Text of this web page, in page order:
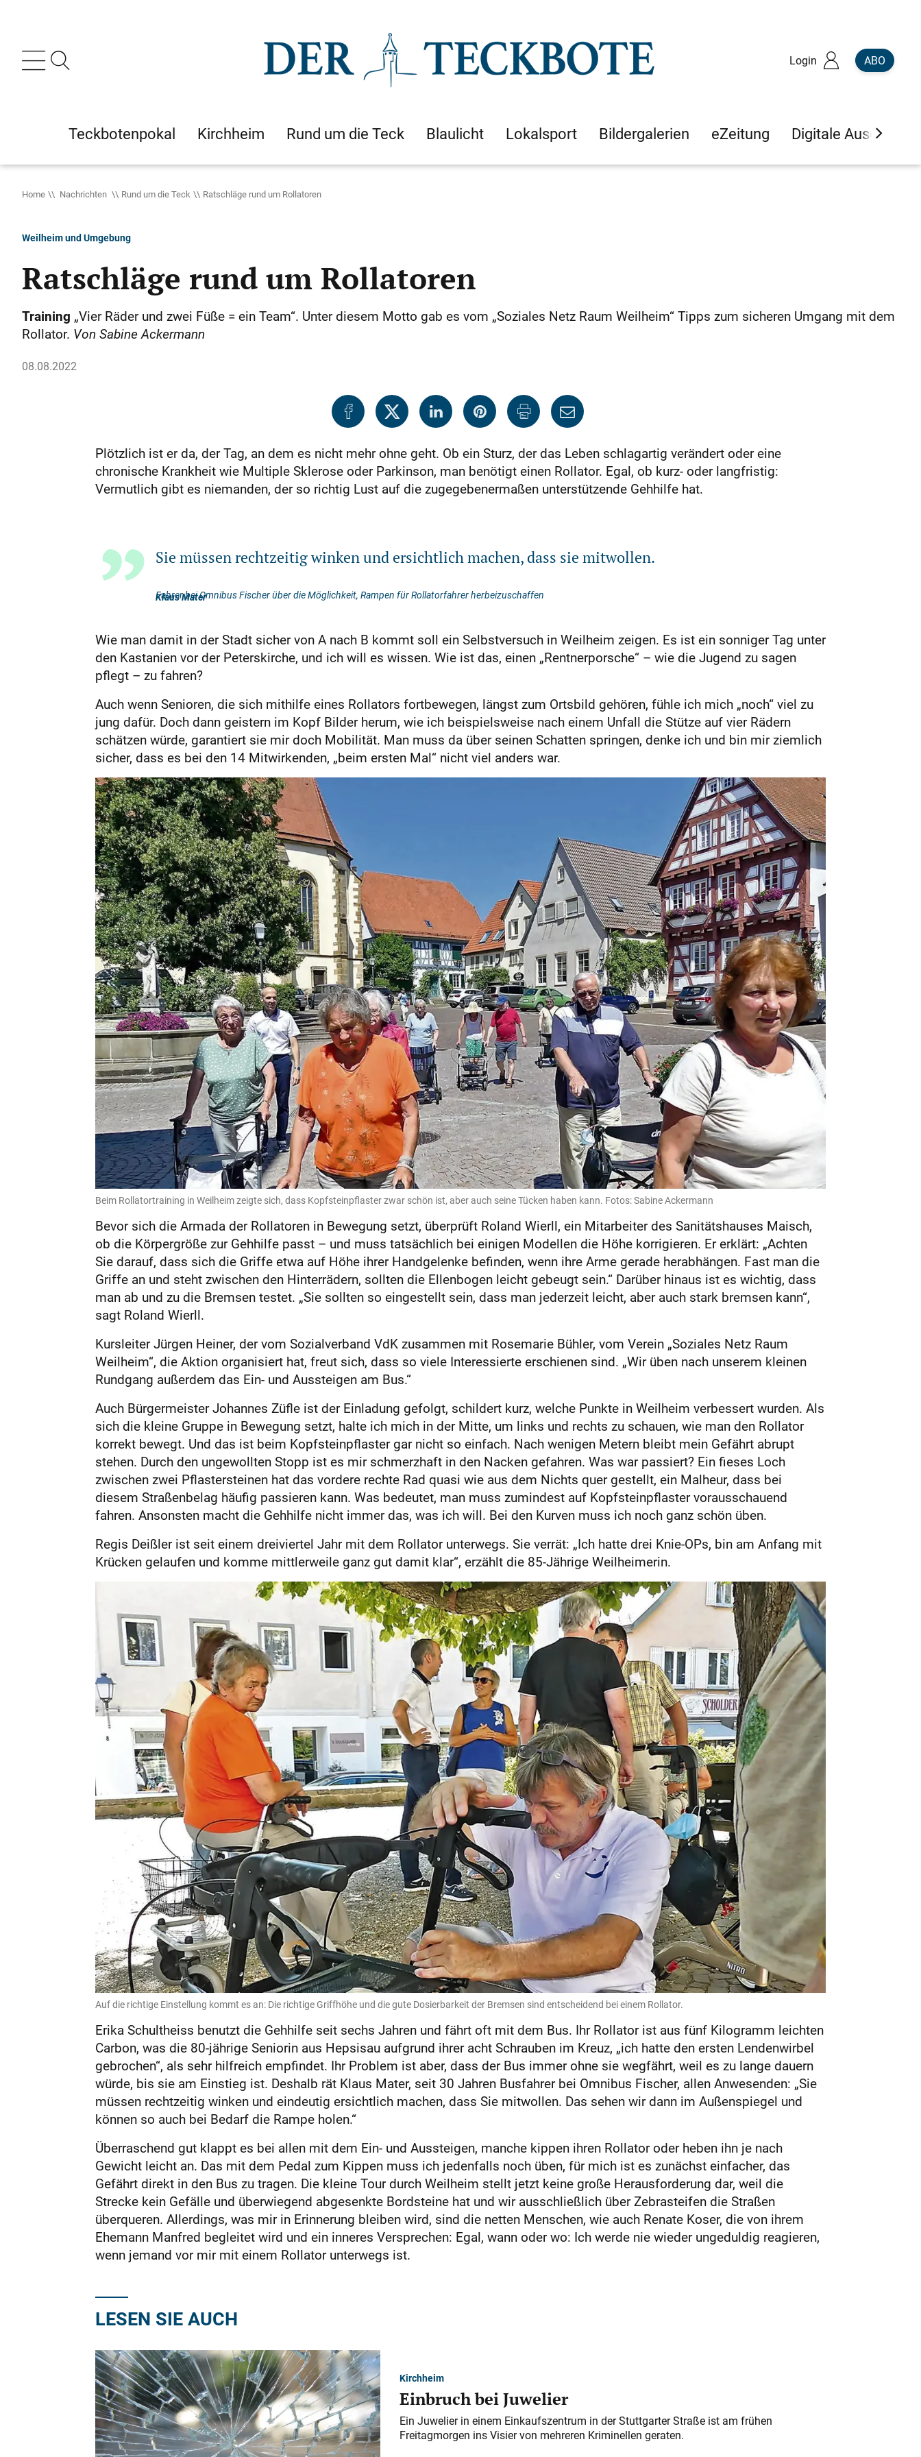
Login ABO
Teckbotenpokal Kirchheim Rund um die Teck Blaulicht Lokalsport Bildergalerien eZeitung Digitale Ausgaben
Home Nachrichten Rund um die Teck Ratschläge rund um Rollatoren
Weilheim und Umgebung
Ratschläge rund um Rollatoren
Training „Vier Räder und zwei Füße = ein Team“. Unter diesem Motto gab es vom „Soziales Netz Raum Weilheim“ Tipps zum sicheren Umgang mit dem
Rollator. Von Sabine Ackermann
08.08.2022
Plötzlich ist er da, der Tag, an dem es nicht mehr ohne geht. Ob ein Sturz, der das Leben schlagartig verändert oder eine
chronische Krankheit wie Multiple Sklerose oder Parkinson, man benötigt einen Rollator. Egal, ob kurz- oder langfristig:
Vermutlich gibt es niemanden, der so richtig Lust auf die zugegebenermaßen unterstützende Gehhilfe hat.
Sie müssen rechtzeitig winken und ersichtlich machen, dass sie mitwollen.
Klaus Mater
Fahrer bei Omnibus Fischer über die Möglichkeit, Rampen für Rollatorfahrer herbeizuschaffen
Wie man damit in der Stadt sicher von A nach B kommt soll ein Selbstversuch in Weilheim zeigen. Es ist ein sonniger Tag unter
den Kastanien vor der Peterskirche, und ich will es wissen. Wie ist das, einen „Rentnerporsche“ – wie die Jugend zu sagen
pflegt – zu fahren?
Auch wenn Senioren, die sich mithilfe eines Rollators fortbewegen, längst zum Ortsbild gehören, fühle ich mich „noch“ viel zu
jung dafür. Doch dann geistern im Kopf Bilder herum, wie ich beispielsweise nach einem Unfall die Stütze auf vier Rädern
schätzen würde, garantiert sie mir doch Mobilität. Man muss da über seinen Schatten springen, denke ich und bin mir ziemlich
sicher, dass es bei den 14 Mitwirkenden, „beim ersten Mal“ nicht viel anders war.
Beim Rollatortraining in Weilheim zeigte sich, dass Kopfsteinpflaster zwar schön ist, aber auch seine Tücken haben kann. Fotos: Sabine Ackermann
Bevor sich die Armada der Rollatoren in Bewegung setzt, überprüft Roland Wierll, ein Mitarbeiter des Sanitätshauses Maisch,
ob die Körpergröße zur Gehhilfe passt – und muss tatsächlich bei einigen Modellen die Höhe korrigieren. Er erklärt: „Achten
Sie darauf, dass sich die Griffe etwa auf Höhe ihrer Handgelenke befinden, wenn ihre Arme gerade herabhängen. Fast man die
Griffe an und steht zwischen den Hinterrädern, sollten die Ellenbogen leicht gebeugt sein.“ Darüber hinaus ist es wichtig, dass
man ab und zu die Bremsen testet. „Sie sollten so eingestellt sein, dass man jederzeit leicht, aber auch stark bremsen kann“,
sagt Roland Wierll.
Kursleiter Jürgen Heiner, der vom Sozialverband VdK zusammen mit Rosemarie Bühler, vom Verein „Soziales Netz Raum
Weilheim“, die Aktion organisiert hat, freut sich, dass so viele Interessierte erschienen sind. „Wir üben nach unserem kleinen
Rundgang außerdem das Ein- und Aussteigen am Bus.“
Auch Bürgermeister Johannes Züfle ist der Einladung gefolgt, schildert kurz, welche Punkte in Weilheim verbessert wurden. Als
sich die kleine Gruppe in Bewegung setzt, halte ich mich in der Mitte, um links und rechts zu schauen, wie man den Rollator
korrekt bewegt. Und das ist beim Kopfsteinpflaster gar nicht so einfach. Nach wenigen Metern bleibt mein Gefährt abrupt
stehen. Durch den ungewollten Stopp ist es mir schmerzhaft in den Nacken gefahren. Was war passiert? Ein fieses Loch
zwischen zwei Pflastersteinen hat das vordere rechte Rad quasi wie aus dem Nichts quer gestellt, ein Malheur, dass bei
diesem Straßenbelag häufig passieren kann. Was bedeutet, man muss zumindest auf Kopfsteinpflaster vorausschauend
fahren. Ansonsten macht die Gehhilfe nicht immer das, was ich will. Bei den Kurven muss ich noch ganz schön üben.
Regis Deißler ist seit einem dreiviertel Jahr mit dem Rollator unterwegs. Sie verrät: „Ich hatte drei Knie-OPs, bin am Anfang mit
Krücken gelaufen und komme mittlerweile ganz gut damit klar“, erzählt die 85-Jährige Weilheimerin.
Auf die richtige Einstellung kommt es an: Die richtige Griffhöhe und die gute Dosierbarkeit der Bremsen sind entscheidend bei einem Rollator.
Erika Schultheiss benutzt die Gehhilfe seit sechs Jahren und fährt oft mit dem Bus. Ihr Rollator ist aus fünf Kilogramm leichten
Carbon, was die 80-jährige Seniorin aus Hepsisau aufgrund ihrer acht Schrauben im Kreuz, „ich hatte den ersten Lendenwirbel
gebrochen“, als sehr hilfreich empfindet. Ihr Problem ist aber, dass der Bus immer ohne sie wegfährt, weil es zu lange dauern
würde, bis sie am Einstieg ist. Deshalb rät Klaus Mater, seit 30 Jahren Busfahrer bei Omnibus Fischer, allen Anwesenden: „Sie
müssen rechtzeitig winken und eindeutig ersichtlich machen, dass Sie mitwollen. Das sehen wir dann im Außenspiegel und
können so auch bei Bedarf die Rampe holen.“
Überraschend gut klappt es bei allen mit dem Ein- und Aussteigen, manche kippen ihren Rollator oder heben ihn je nach
Gewicht leicht an. Das mit dem Pedal zum Kippen muss ich jedenfalls noch üben, für mich ist es zunächst einfacher, das
Gefährt direkt in den Bus zu tragen. Die kleine Tour durch Weilheim stellt jetzt keine große Herausforderung dar, weil die
Strecke kein Gefälle und überwiegend abgesenkte Bordsteine hat und wir ausschließlich über Zebrasteifen die Straßen
überqueren. Allerdings, was mir in Erinnerung bleiben wird, sind die netten Menschen, wie auch Renate Koser, die von ihrem
Ehemann Manfred begleitet wird und ein inneres Versprechen: Egal, wann oder wo: Ich werde nie wieder ungeduldig reagieren,
wenn jemand vor mir mit einem Rollator unterwegs ist.
LESEN SIE AUCH
Kirchheim
Einbruch bei Juwelier
Ein Juwelier in einem Einkaufszentrum in der Stuttgarter Straße ist am frühen
Freitagmorgen ins Visier von mehreren Kriminellen geraten.